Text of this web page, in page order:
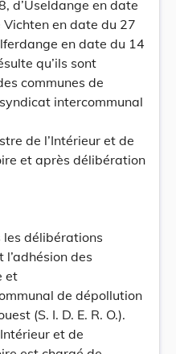
d’Useldange en date
en date du 27
en date du 14
qu’ils sont
communes de
intercommunal
de l’Intérieur et de
et après délibération
délibérations
des
et
de dépollution
(S. I. D. E. R. O.).
et de